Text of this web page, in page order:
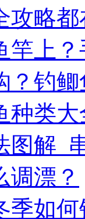
攻略
竿上
？钓
种类大
图解_
调漂？
季如